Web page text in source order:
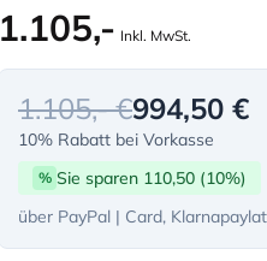
1.105,- Inkl. MwSt.
1.105,- €994,50 €
10% Rabatt bei Vorkasse
% Sie sparen 110,50 (10%)
über PayPal | Card,